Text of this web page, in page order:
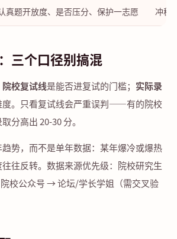
真题开放度、是否压分、保护一志愿 冲稳
三个口径别搞混
院校复试线是能否进复试的门槛； 实际录
度。只看复试线会严重误判——有的院校
分高出 20-30 分。
势，而不是单年数据：某年爆冷或爆热
往反转。数据来源优先级：院校研究生
校公众号 → 论坛/学长学姐（需交叉验